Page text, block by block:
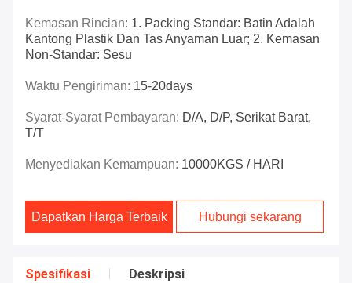
Kemasan Rincian: 1. Packing Standar: Batin Adalah
Kantong Plastik Dan Tas Anyaman Luar; 2. Kemasan
Non-Standar: Sesu
Waktu Pengiriman: 15-20days
Syarat-Syarat Pembayaran: D/A, D/P, Serikat Barat,
T/T
Menyediakan Kemampuan: 10000KGS / HARI
Dapatkan Harga Terbaik Hubungi sekarang
Spesifikasi Deskripsi